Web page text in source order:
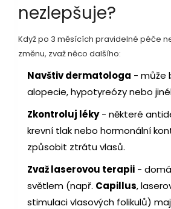
nezlepšuje?
Když po 3 měsících pravidelné péče
změnu, zvaž něco dalšího:
Navštiv dermatologa - může
alopecie, hypotyreózy nebo
Zkontroluj léky- některé
krevní tlak nebo hormonální
způsobit ztrátu vlasů.
Zvaž laserovou terapii -
světlem (např. Capillus,
stimulaci vlasových folikulů)